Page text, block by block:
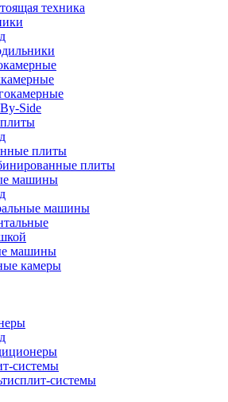
техника
Side
плиты
плиты
машины
машины
машины
камеры
системы
системы